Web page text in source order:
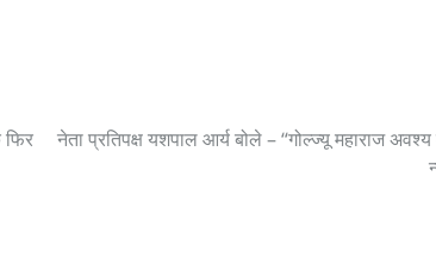
नेता प्रतिपक्ष यशपाल आर्य बोले – “गोल्ज्यू महाराज